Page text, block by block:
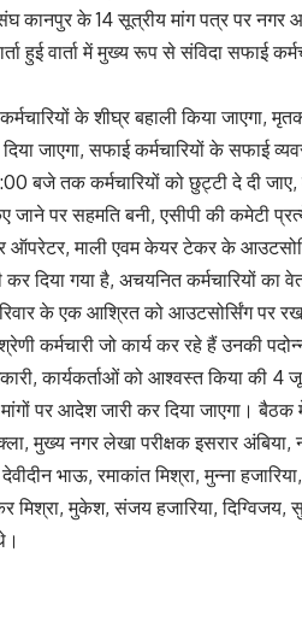
कानपुर के 14 सूत्रीय मांग पत्र पर नगर
हुई वार्ता में मुख्य रूप से संविदा सफाई
के शीघ्र बहाली किया
जाएगा, सफाई कर्मचारियों के सफाई
बजे तक कर्मचारियों को छुट्टी दे दी
पर सहमति बनी, एसीपी की कमेटी
ऑपरेटर, माली एवम केयर टेकर के
दिया गया है, अचयनित कर्मचारियों का
के एक आश्रित को आउटसोर्सिंग पर रखा
कर्मचारी जो कार्य कर रहे हैं उनकी
कार्यकर्ताओं को आश्वस्त किया की 4
मांगों पर आदेश जारी कर दिया जाएगा।
मुख्य नगर लेखा परीक्षक इसरार
भाऊ, रमाकांत मिश्रा, मुन्ना
मिश्रा, मुकेश, संजय हजारिया,